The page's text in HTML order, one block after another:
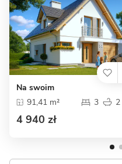
Na swoim
91,41 m²
3 2
4 940 zł